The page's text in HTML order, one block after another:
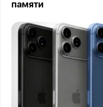
памяти